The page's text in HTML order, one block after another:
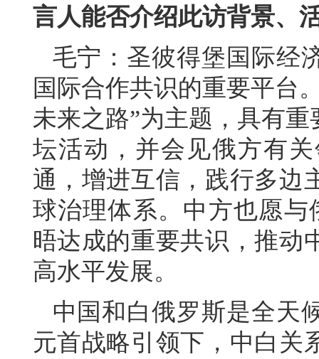
言人能否介绍此访背景、
毛宁：圣彼得堡国际经
国际合作共识的重要平台
未来之路”为主题，具有
坛活动，并会见俄方有
通，增进互信，践行多边
球治理体系。中方也愿
晤达成的重要共识，推动
高水平发展。
中国和白俄罗斯是全天
元首战略引领下，中白关